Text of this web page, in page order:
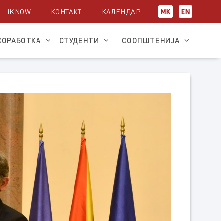
IKNOW КОНТАКТ КАЛЕНДАР МК EN
СТУДЕНТИ СООПШТЕНИЈА